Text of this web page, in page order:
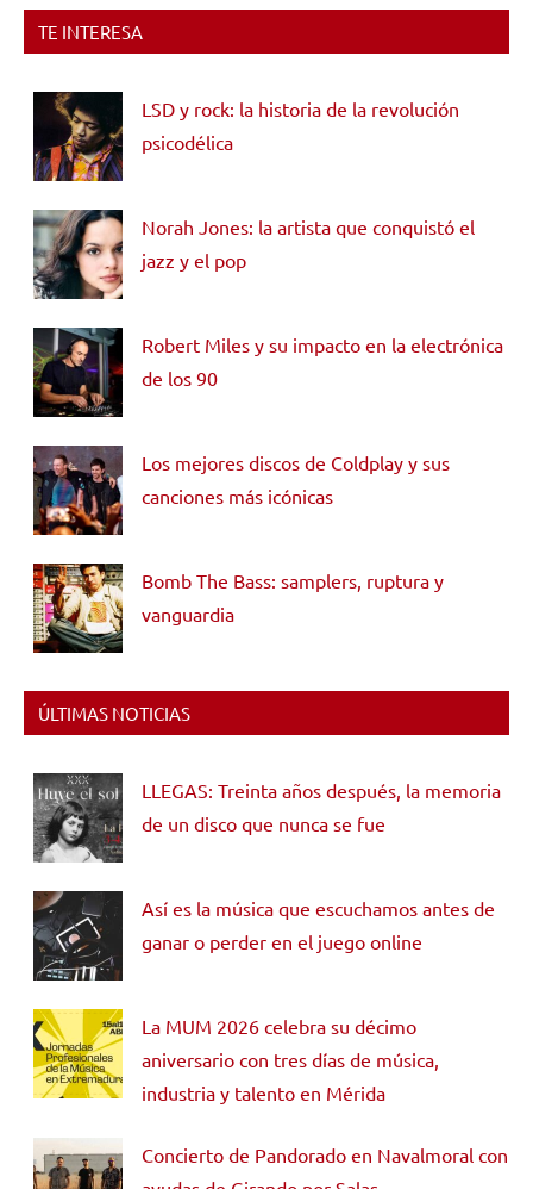
TE INTERESA
LSD y rock: la historia de la revolución
psicodélica
Norah Jones: la artista que conquistó el
jazz y el pop
Robert Miles y su impacto en la electrónica
de los 90
Los mejores discos de Coldplay y sus
canciones más icónicas
Bomb The Bass: samplers, ruptura y
vanguardia
ÚLTIMAS NOTICIAS
LLEGAS: Treinta años después, la memoria
de un disco que nunca se fue
Así es la música que escuchamos antes de
ganar o perder en el juego online
La MUM 2026 celebra su décimo
aniversario con tres días de música,
industria y talento en Mérida
Concierto de Pandorado en Navalmoral con